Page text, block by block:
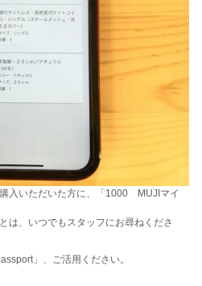
入いただいた方に、「1000 MUJIマイ
は、いつでもスタッフにお尋ねくださ
」、ご活用ください。